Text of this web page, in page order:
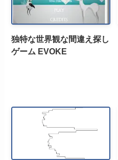
独特な世界観な間違え探し
ゲーム EVOKE